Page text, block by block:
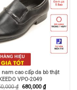
nam cao cấp da bò thật
KEEDO VPO-2049
₫ Giá
680,000₫Giá